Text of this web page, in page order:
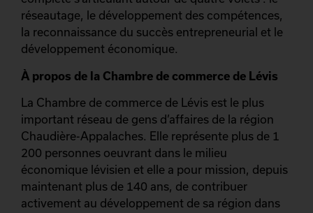
réseautage, le développement des compétences,
la reconnaissance du succès entrepreneurial et le
développement économique.
À propos de la Chambre de commerce de Lévis
La Chambre de commerce de Lévis est le plus
important réseau de gens d’affaires de la région
Chaudière-Appalaches. Elle représente plus de 1
200 personnes oeuvrant dans le milieu
économique lévisien et elle a pour mission, depuis
maintenant plus de 140 ans, de contribuer
activement au développement de sa région dans